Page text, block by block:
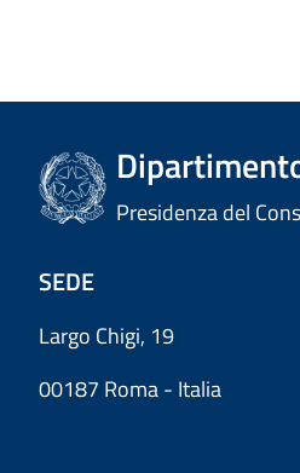
Presidenza del
SEDE
Largo Chigi, 19
00187 Roma - Italia